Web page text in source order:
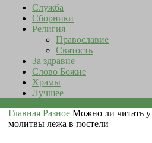
Служба
Сборники
Религия
Православие
Святость
За здравие
Слово Божие
Храмы
Лучшее
Главная Разное Можно ли читать
молитвы лежа в постели